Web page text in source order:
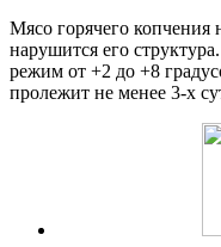
Мясо горячего копчения
нарушится его
режим от +2 до +8
пролежит не менее 3-х